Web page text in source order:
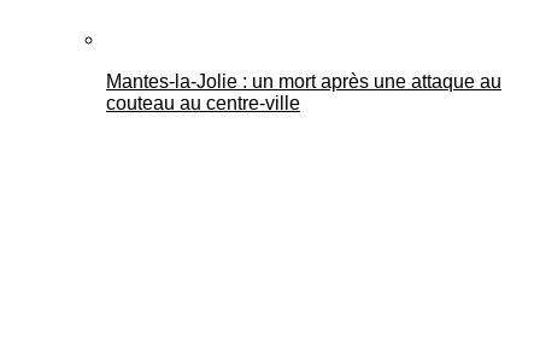
Mantes-la-Jolie : un mort après une attaque au
couteau au centre-ville